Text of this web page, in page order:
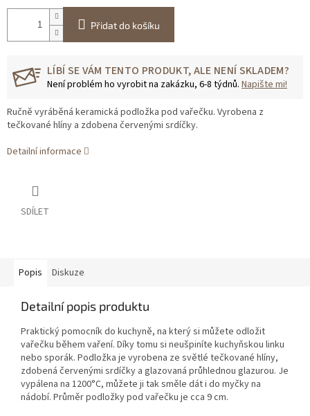
Přidat do košíku
LÍBÍ SE VÁM TENTO PRODUKT, ALE NENÍ SKLADEM?
Není problém ho vyrobit na zakázku, 6-8 týdnů. Napište mi!
Ručně vyráběná keramická podložka pod vařečku. Vyrobena z
tečkované hlíny a zdobena červenými srdíčky.
Detailní informace
SDÍLET
Popis Diskuze
Detailní popis produktu
Praktický pomocník do kuchyně, na který si můžete odložit
vařečku během vaření. Díky tomu si neušpiníte kuchyňskou linku
nebo sporák. Podložka je vyrobena ze světlé tečkované hlíny,
zdobená červenými srdíčky a glazovaná průhlednou glazurou. Je
vypálena na 1200°C, můžete ji tak směle dát i do myčky na
nádobí. Průměr podložky pod vařečku je cca 9 cm.